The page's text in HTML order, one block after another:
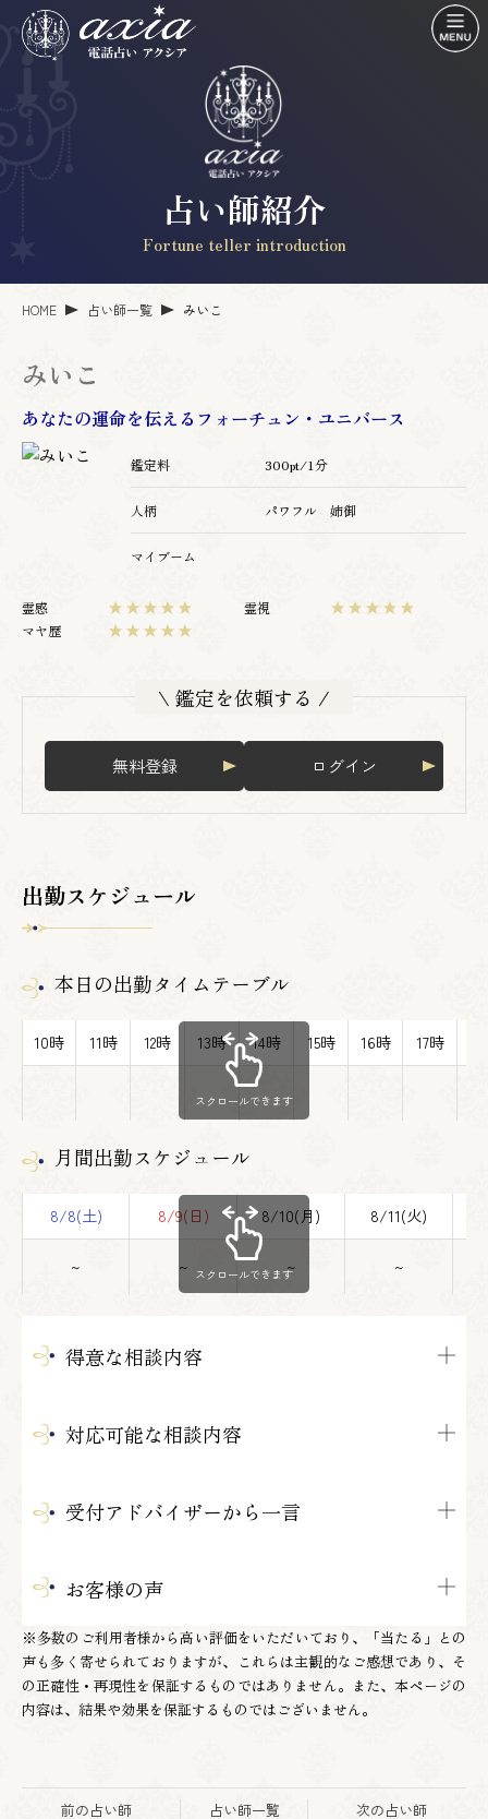
占い師紹介
Fortune teller introduction
HOME 占い師一覧 みいこ
みいこ
あなたの運命を伝えるフォーチュン・ユニバース
鑑定料 300pt/1分
人柄 パワフル 姉御
マイブーム
霊感
霊視
マヤ歴
\ 鑑定を依頼する /
無料登録 ログイン
出勤スケジュール
本日の出勤タイムテーブル
10時 11時 12時 13時 14時 15時 16時 17時
スクロールできます
月間出勤スケジュール
8/8(土) 8/9(日) 8/10(月) 8/11(火)
~ ~ ~ ~
スクロールできます
得意な相談内容
対応可能な相談内容
受付アドバイザーから一言
お客様の声
※多数のご利用者様から高い評価をいただいており、「当たる」との
声も多く寄せられておりますが、これらは主観的なご感想であり、そ
の正確性・再現性を保証するものではありません。また、本ページの
内容は、結果や効果を保証するものではございません。
前の占い師 占い師一覧 次の占い師